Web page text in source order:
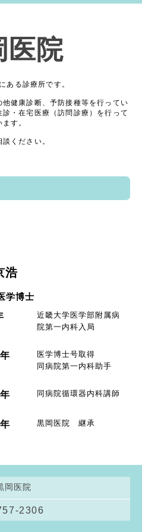
医院
ある診療所です。
健康診断、予防接種等を行ってい
・在宅医療（訪問診療）を行って
ます。
ください。
浩
学博士
近畿大学医学部附属病
院第一内科入局
医学博士号取得
同病院第一内科助手
同病院循環器内科講師
黒岡医院 継承
岡医院
2306